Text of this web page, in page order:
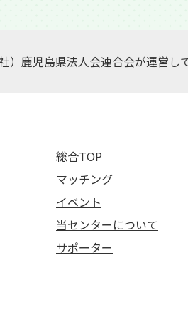
）鹿児島県法人会連合会が運営し
総合TOP
マッチング
イベント
当センターについて
サポーター